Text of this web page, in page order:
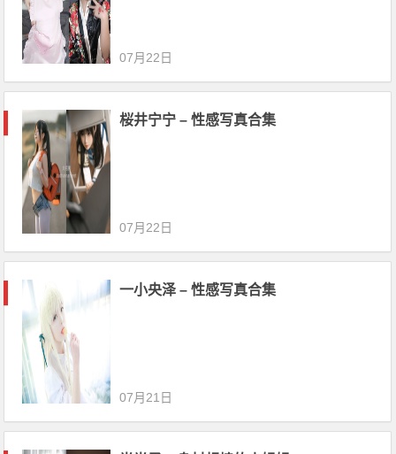
07月22日
桜井宁宁 – 性感写真合集
07月22日
一小央泽 – 性感写真合集
07月21日